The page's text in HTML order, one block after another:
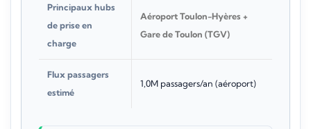
Principaux hubs
de prise en
charge
Aéroport Toulon-Hyères +
Gare de Toulon (TGV)
Flux passagers
estimé
1,0M passagers/an (aéroport)